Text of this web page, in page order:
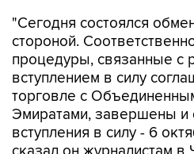
"Сегодня состоялся
стороной.
процедуры, связанные с
вступлением в силу
торговле с
Эмиратами, завершены и
вступления в силу - 6